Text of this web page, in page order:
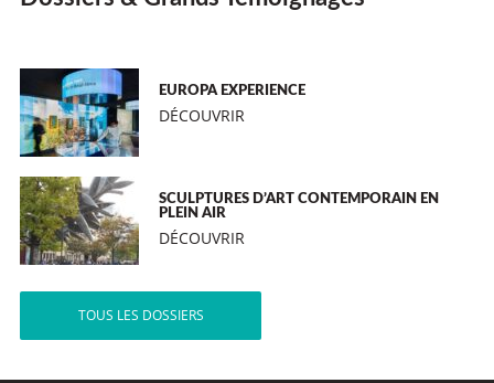
EUROPA EXPERIENCE
DÉCOUVRIR
SCULPTURES D’ART CONTEMPORAIN EN
PLEIN AIR
DÉCOUVRIR
TOUS LES DOSSIERS